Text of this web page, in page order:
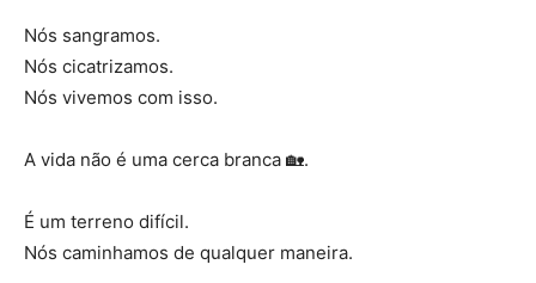
Nós sangramos.
Nós cicatrizamos.
Nós vivemos com isso.
A vida não é uma cerca branca 🏡.
É um terreno difícil.
Nós caminhamos de qualquer maneira.